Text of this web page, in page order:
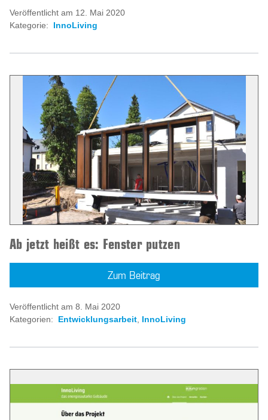
Veröffentlicht am 12. Mai 2020
Kategorie:
InnoLiving
Ab jetzt heißt es: Fenster putzen
Zum Beitrag
Veröffentlicht am 8. Mai 2020
Kategorien:
Entwicklungsarbeit, InnoLiving